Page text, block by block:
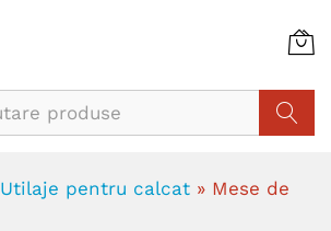
Utilaje pentru calcat » Mese de